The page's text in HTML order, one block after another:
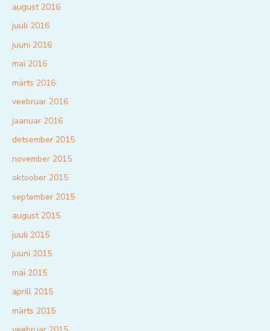
august 2016
juuli 2016
juuni 2016
mai 2016
märts 2016
veebruar 2016
jaanuar 2016
detsember 2015
november 2015
oktoober 2015
september 2015
august 2015
juuli 2015
juuni 2015
mai 2015
aprill 2015
märts 2015